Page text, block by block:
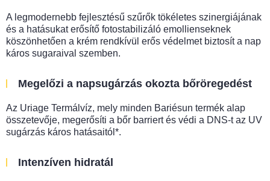
A legmodernebb fejlesztésű szűrők tökéletes szinergiájának
és a hatásukat erősítő fotostabilizáló emollienseknek
köszönhetően a krém rendkívül erős védelmet biztosít a nap
káros sugaraival szemben.
Megelőzi a napsugárzás okozta bőröregedést
Az Uriage Termálvíz, mely minden Bariésun termék alap
összetevője, megerősíti a bőr barriert és védi a DNS-t az UV
sugárzás káros hatásaitól*.
Intenzíven hidratál